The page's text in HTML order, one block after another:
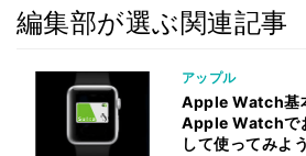
編集部が選ぶ関連記事
アップル
Apple Watch基
Apple Watchで
して使ってみよう